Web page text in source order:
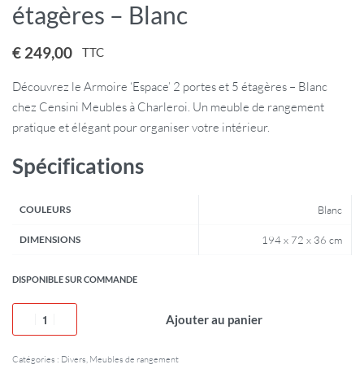
étagères – Blanc
€ 249,00 TTC
Découvrez le Armoire ‘Espace’ 2 portes et 5 étagères – Blanc
chez Censini Meubles à Charleroi. Un meuble de rangement
pratique et élégant pour organiser votre intérieur.
Spécifications
COULEURS Blanc
DIMENSIONS 194 x 72 x 36 cm
DISPONIBLE SUR COMMANDE
Ajouter au panier
Catégories : Divers, Meubles de rangement